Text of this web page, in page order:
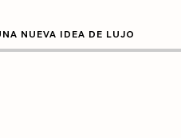
NUEVA IDEA DE LUJO